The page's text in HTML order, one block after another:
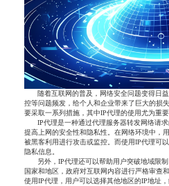
随着互联网的普及，网络安全问题变得日
控等问题频发，给个人和企业带来了巨大的损
要采取一系列措施，其中IP代理的使用尤为重要
IP代理是一种通过代理服务器转发网络请
提高上网的安全性和隐私性。在网络环境中，
被黑客利用进行攻击或监控。而使用IP代理可
隐私信息。
另外，IP代理还可以帮助用户突破地域限
国家和地区，政府对互联网内容进行严格审查
使用IP代理，用户可以选择其他地区的IP地址